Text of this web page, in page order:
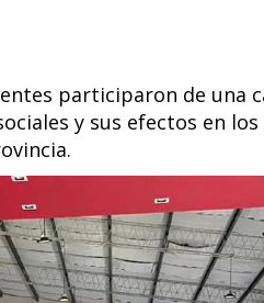
participaron de una
y sus efectos en